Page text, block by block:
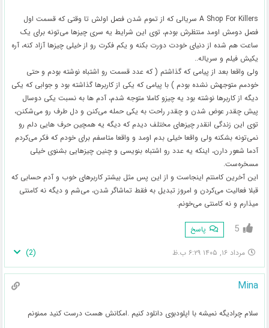
A Shop For Killers سریالی که از تموم شدن فصل اولش تا وقتی که قسمت اول
فصل دومش اومد منتظرش بودم، توی این شرایط یه سری چیزها می‌تونه برای یک
ساعت هم شده از دنیای خودت دورت بکنه و یکم فکرت رو از خیلی چیزها آزاد کنه، آره
یکیش فیلم و سریاله..
ولی واقعا بعد از پیامی که گذاشتم ( که عدد قسمت رو اشتباه نوشته بودم و حتی
خودمم متوجهش نشده بودم ) با پیامی که یکی از کاربرها گذاشته بود و جوابی که یکی
دیگه از کاربرها نوشته بود یه چیزو کاملا متوجه شدم، آدم ها به نسبت یکی دوسال
پیش چقدر عوض شدن و چقدر راحت به یکی حمله می‌کنن و دل طرف رو می‌شکنن،
توی این زندگی انقدر چیزهای مختلف دیدم که دیگه یه همچین حرف هایی دلم رو
نمی‌تونه بشکنه ولی واقعا خیلی بدم اومد و واقعا متاسفم برای خودم که فکر می‌کردم
آدما شعور دارن، اینکه یه عدد رو اشتباه بنویسی و چنین چیزهایی بشنوی خیلی
مسخره‌ست.
این آخرین کامنتم اینجاست و از این پس مثل بیشتر کاربرهای خوب و آدم حسابی که
قبلا فعالیت می‌کردن و امروز تبدیل به فقط تماشاگر شدن، می‌شم و دیگه نه کامنتی
میذارم و نه کامنتی می‌خونم.
5 پاسخ
مرداد ۱۶, ۱۴۰۵ ۶:۲۹ ب.ظ (
2
)
Mina
سلام چرادیگه نمیشه با اپلودبوی دانلود کنیم .امکانش هست درست کنید ممنونم